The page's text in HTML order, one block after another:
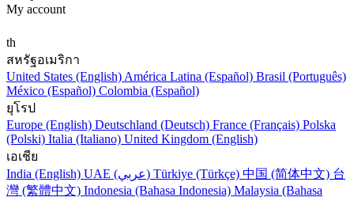
My account
th
สหรัฐอเมริกา
United States (English) América Latina (Español) Brasil (Português)
México (Español) Colombia (Español)
ยุโรป
Europe (English) Deutschland (Deutsch) France (Français) Polska
(Polski) Italia (Italiano) United Kingdom (English)
เอเชีย
India (English)
UAE (عربي) Türkiye (Türkçe) 中国 (简体中文) 台
灣 (繁體中文) Indonesia (Bahasa Indonesia) Malaysia (Bahasa